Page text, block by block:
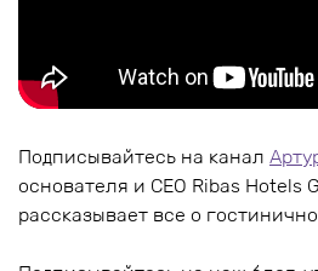
Подписывайтесь на канал
основателя и CEO Ribas Hotels
рассказывает все о